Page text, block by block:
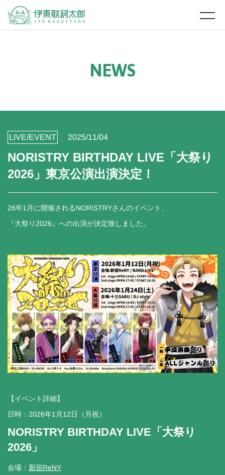
NEWS
LIVE/EVENT 2025/11/04
NORISTRY BIRTHDAY LIVE「大祭り
2026」東京公演出演決定！
26年1月に開催されるNORISTRYさんのイベント、
『大祭り2026』への出演が決定致しました。
【イベント詳細】
日時：2026年1月12日（月祝）
NORISTRY BIRTHDAY LIVE「大祭り
2026」
会場： 新宿ReNY